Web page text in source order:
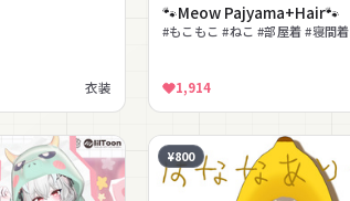
衣装
🐾Meow Pajyama+Hair🐾
#もこもこ #ねこ #部屋着 #寝間着
1,914
¥800